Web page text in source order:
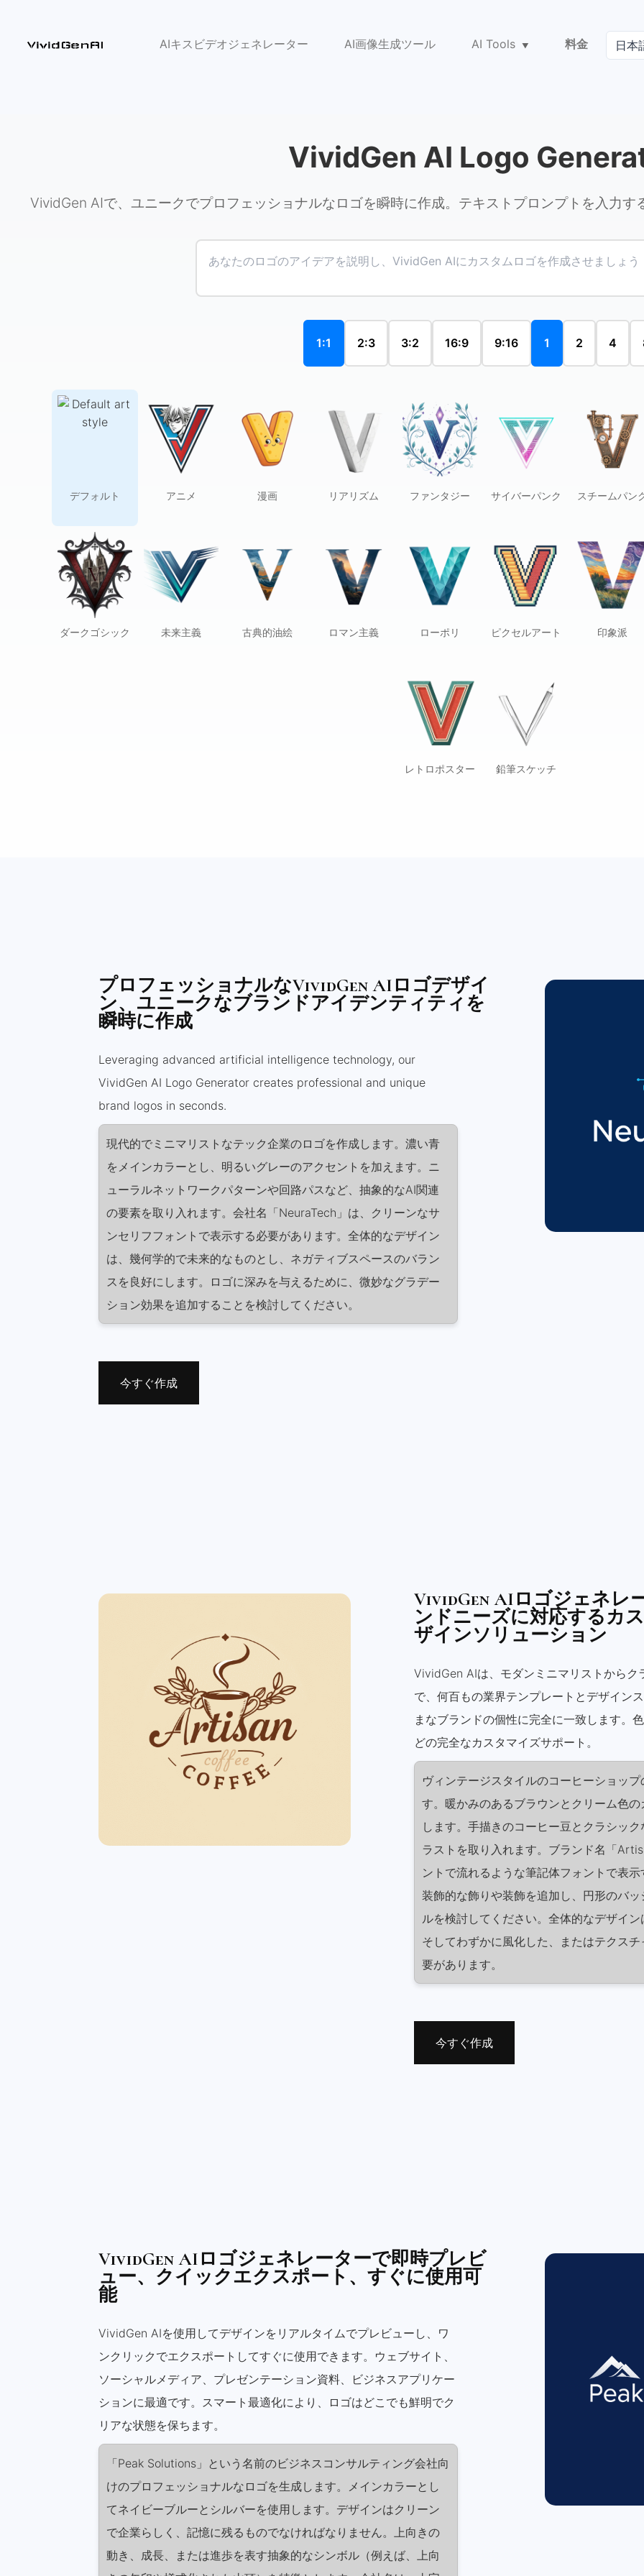
AIキスビデオジェネレーター AI画像生成ツール AI Tools 料金
VividGen AI Logo
VividGen AIで、ユニークでプロフェッショナルなロゴを瞬時に作成。テキストプロンプトを入力
1:1 2:3 3:2 16:9 9:16 1 2 4
デフォルト アニメ 漫画 リアリズム ファンタジー サイバーパンク スチームパン
ダークゴシック 未来主義 古典的油絵 ロマン主義 ローポリ ピクセルアート 印象派
レトロポスター 鉛筆スケッチ
プロフェッショナルなVividGen AIロゴデザイ
ン、ユニークなブランドアイデンティティを
瞬時に作成
Leveraging advanced artificial intelligence technology, our
VividGen AI Logo Generator creates professional and unique
brand logos in seconds.
現代的でミニマリストなテック企業のロゴを作成します。濃い青
をメインカラーとし、明るいグレーのアクセントを加えます。ニ
ューラルネットワークパターンや回路パスなど、抽象的なAI関連
の要素を取り入れます。会社名「NeuraTech」は、クリーンなサ
ンセリフフォントで表示する必要があります。全体的なデザイン
は、幾何学的で未来的なものとし、ネガティブスペースのバラン
スを良好にします。ロゴに深みを与えるために、微妙なグラデー
ション効果を追加することを検討してください。
今すぐ作成
VividGen AIロゴジェネレ
ンドニーズに対応するカ
ザインソリューション
VividGen AIは、モダンミニマリストからク
で、何百もの業界テンプレートとデザイン
まなブランドの個性に完全に一致します。
どの完全なカスタマイズサポート。
ヴィンテージスタイルのコーヒーショッ
す。暖かみのあるブラウンとクリーム色
します。手描きのコーヒー豆とクラシッ
ラストを取り入れます。ブランド名「
ントで流れるような筆記体フォントで表
装飾的な飾りや装飾を追加し、円形のバ
ルを検討してください。全体的なデザイ
そしてわずかに風化した、またはテクス
要があります。
今すぐ作成
VividGen AIロゴジェネレーターで即時プレビ
ュー、クイックエクスポート、すぐに使用可
能
VividGen AIを使用してデザインをリアルタイムでプレビューし、ワ
ンクリックでエクスポートしてすぐに使用できます。ウェブサイト、
ソーシャルメディア、プレゼンテーション資料、ビジネスアプリケー
ションに最適です。スマート最適化により、ロゴはどこでも鮮明でク
リアな状態を保ちます。
「Peak Solutions」という名前のビジネスコンサルティング会社向
けのプロフェッショナルなロゴを生成します。メインカラーとし
てネイビーブルーとシルバーを使用します。デザインはクリーン
で企業らしく、記憶に残るものでなければなりません。上向きの
動き、成長、または進歩を表す抽象的なシンボル（例えば、上向